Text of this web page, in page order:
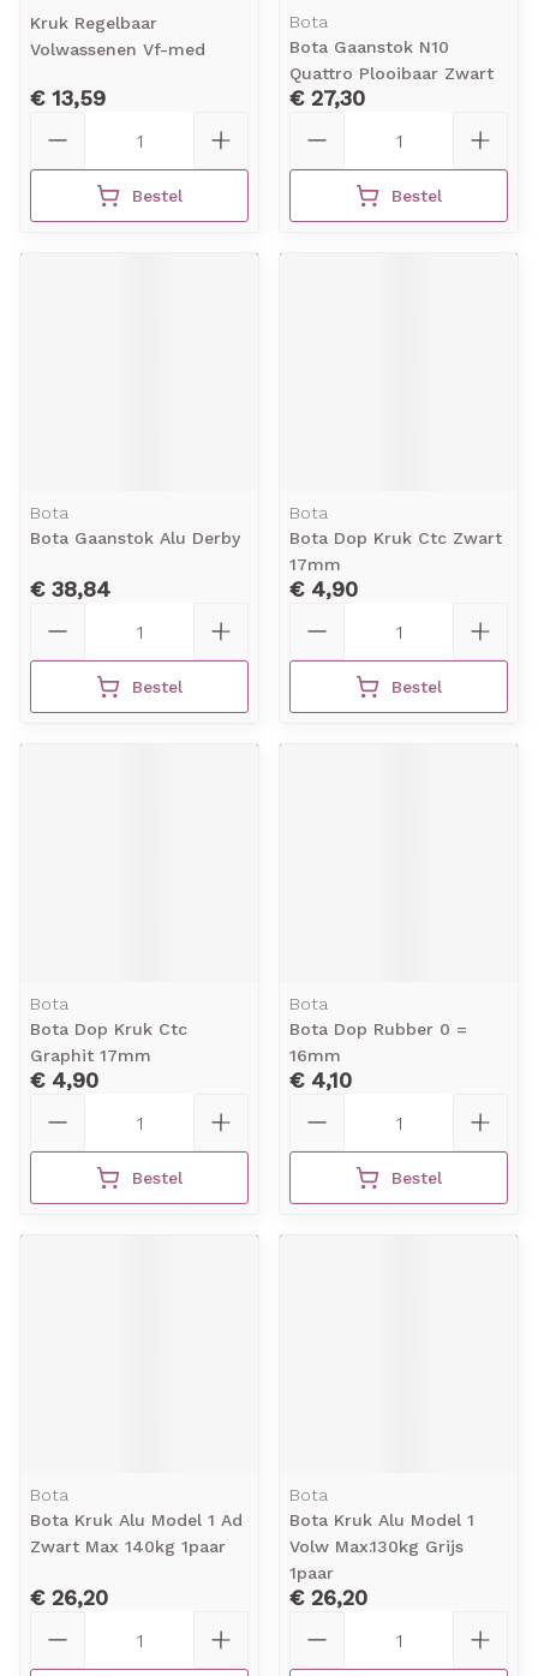
Kruk Regelbaar
Volwassenen Vf-med
€ 13,59
Bestel
Bota
Bota Gaanstok N10
Quattro Plooibaar Zwart
€ 27,30
Bestel
Bota
Bota Gaanstok Alu Derby
€ 38,84
Bestel
Bota
Bota Dop Kruk Ctc Zwart
17mm
€ 4,90
Bestel
Bota
Bota Dop Kruk Ctc
Graphit 17mm
€ 4,90
Bestel
Bota
Bota Dop Rubber 0 =
16mm
€ 4,10
Bestel
Bota
Bota Kruk Alu Model 1 Ad
Zwart Max 140kg 1paar
€ 26,20
Bota
Bota Kruk Alu Model 1
Volw Max.130kg Grijs
1paar
€ 26,20